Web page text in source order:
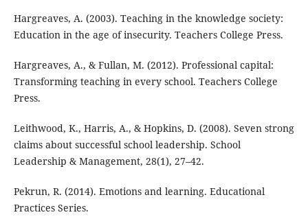
Hargreaves, A. (2003). Teaching in the knowledge society:
Education in the age of insecurity. Teachers College Press.
Hargreaves, A., & Fullan, M. (2012). Professional capital:
Transforming teaching in every school. Teachers College
Press.
Leithwood, K., Harris, A., & Hopkins, D. (2008). Seven strong
claims about successful school leadership. School
Leadership & Management, 28(1), 27–42.
Pekrun, R. (2014). Emotions and learning. Educational
Practices Series.